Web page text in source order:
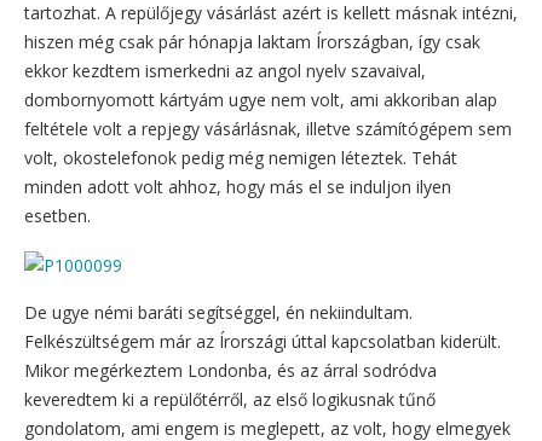
tartozhat. A repülőjegy vásárlást azért is kellett másnak intézni,
hiszen még csak pár hónapja laktam Írországban, így csak
ekkor kezdtem ismerkedni az angol nyelv szavaival,
dombornyomott kártyám ugye nem volt, ami akkoriban alap
feltétele volt a repjegy vásárlásnak, illetve számítógépem sem
volt, okostelefonok pedig még nemigen léteztek. Tehát
minden adott volt ahhoz, hogy más el se induljon ilyen
esetben.
De ugye némi baráti segítséggel, én nekiindultam.
Felkészültségem már az Írországi úttal kapcsolatban kiderült.
Mikor megérkeztem Londonba, és az árral sodródva
keveredtem ki a repülőtérről, az első logikusnak tűnő
gondolatom, ami engem is meglepett, az volt, hogy elmegyek